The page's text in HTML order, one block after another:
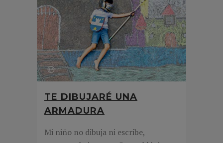
TE DIBUJARÉ UNA
ARMADURA
Mi niño no dibuja ni escribe,